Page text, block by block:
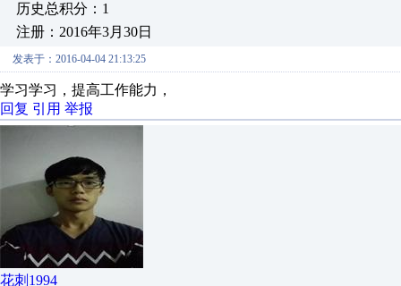
历史总积分：1
注册：2016年3月30日
发表于：2016-04-04 21:13:25
学习学习，提高工作能力，
回复 引用 举报
花刺1994